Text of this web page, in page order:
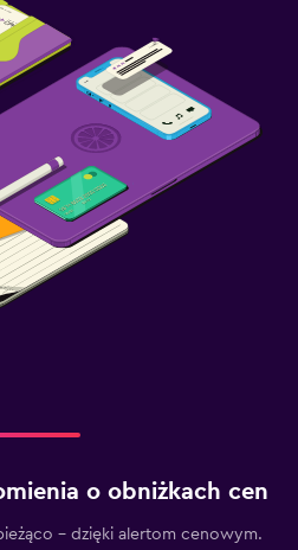
o obniżkach cen
– dzięki alertom cenowym.